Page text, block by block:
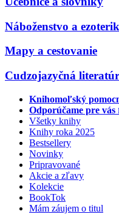
Náboženstvo a
Mapy a cestovanie
Cudzojazyčná
Knihomoľský
Odporúčame pre vás
Všetky knihy
Knihy roka 2025
Bestsellery
Novinky
Pripravované
Akcie a zľavy
Kolekcie
BookTok
Mám záujem o titul